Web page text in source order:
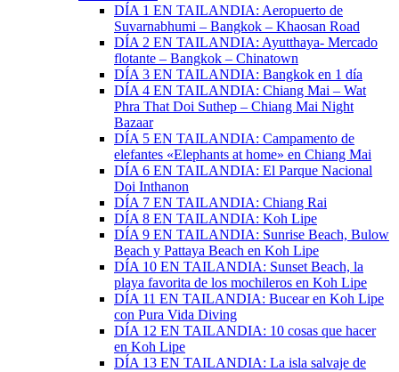
DÍA 1 EN TAILANDIA: Aeropuerto de
Suvarnabhumi – Bangkok – Khaosan Road
DÍA 2 EN TAILANDIA: Ayutthaya- Mercado
flotante – Bangkok – Chinatown
DÍA 3 EN TAILANDIA: Bangkok en 1 día
DÍA 4 EN TAILANDIA: Chiang Mai – Wat
Phra That Doi Suthep – Chiang Mai Night
Bazaar
DÍA 5 EN TAILANDIA: Campamento de
elefantes «Elephants at home» en Chiang Mai
DÍA 6 EN TAILANDIA: El Parque Nacional
Doi Inthanon
DÍA 7 EN TAILANDIA: Chiang Rai
DÍA 8 EN TAILANDIA: Koh Lipe
DÍA 9 EN TAILANDIA: Sunrise Beach, Bulow
Beach y Pattaya Beach en Koh Lipe
DÍA 10 EN TAILANDIA: Sunset Beach, la
playa favorita de los mochileros en Koh Lipe
DÍA 11 EN TAILANDIA: Bucear en Koh Lipe
con Pura Vida Diving
DÍA 12 EN TAILANDIA: 10 cosas que hacer
en Koh Lipe
DÍA 13 EN TAILANDIA: La isla salvaje de